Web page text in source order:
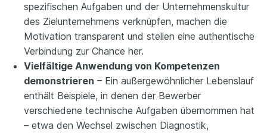
spezifischen Aufgaben und der Unternehmenskultur
des Zielunternehmens verknüpfen, machen die
Motivation transparent und stellen eine authentische
Verbindung zur Chance her.
Vielfältige Anwendung von Kompetenzen
demonstrieren – Ein außergewöhnlicher Lebenslauf
enthält Beispiele, in denen der Bewerber
verschiedene technische Aufgaben übernommen hat
– etwa den Wechsel zwischen Diagnostik,